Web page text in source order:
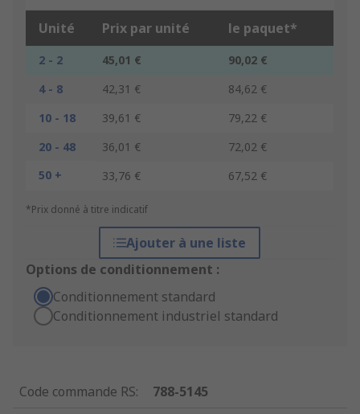
Unité Prix par unité le paquet*
2 - 2 45,01 €
90,02 €
4 - 8
42,31 €
84,62 €
10 - 18
39,61 €
79,22 €
20 - 48
36,01 €
72,02 €
50 +
33,76 € 67,52 €
*Prix donné à titre indicatif
Ajouter à une liste
Options de conditionnement :
Conditionnement standard
Conditionnement industriel standard
Code commande RS:
788-5145